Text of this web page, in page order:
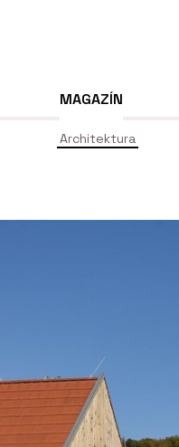
MAGAZÍN
Architektura